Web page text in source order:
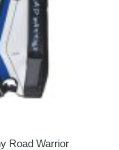
Road Warrior